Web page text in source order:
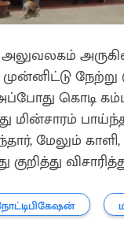
நேற்று
கொடி
மேலும்